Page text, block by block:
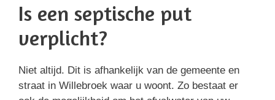
Is een septische put
verplicht?
Niet altijd. Dit is afhankelijk van de gemeente en
straat in Willebroek waar u woont. Zo bestaat er